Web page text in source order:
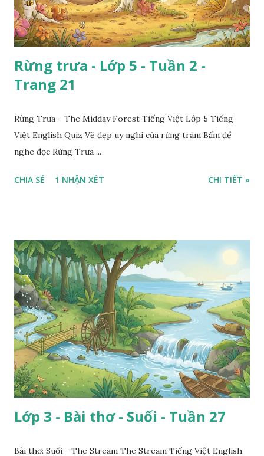
Rừng trưa - Lớp 5 - Tuần 2 -
Trang 21
Rừng Trưa - The Midday Forest Tiếng Việt Lớp 5 Tiếng
Việt English Quiz Vẻ đẹp uy nghi của rừng tràm Bấm để
nghe đọc Rừng Trưa ...
CHIA SẺ 1 NHẬN XÉT CHI TIẾT »
Lớp 3 - Bài thơ - Suối - Tuần 27
Bài thơ: Suối - The Stream The Stream Tiếng Việt English